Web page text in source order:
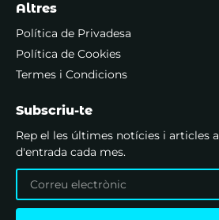
Altres
Política de Privadesa
Política de Cookies
Termes i Condicions
Subscriu-te
Rep el les últimes notícies i articles
d'entrada cada mes.